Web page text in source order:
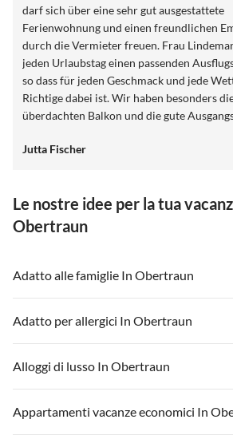
darf sich über eine sehr gut ausgestattete
Ferienwohnung und einen freundlichen
durch die Vermieter freuen. Frau Lindemann hat für
jeden Urlaubstag einen passenden
so dass für jeden Geschmack und jede
Richtige dabei ist. Wir haben besonders die Ruhe, den
überdachten Balkon und die gute
würden die Unterkunft jeder Zeit wieder
Jutta Fischer
Le nostre idee per la tua
Obertraun
Adatto alle famiglie In Obertraun
Adatto per allergici In Obertraun
Alloggi di lusso In Obertraun
Appartamenti vacanze economici In